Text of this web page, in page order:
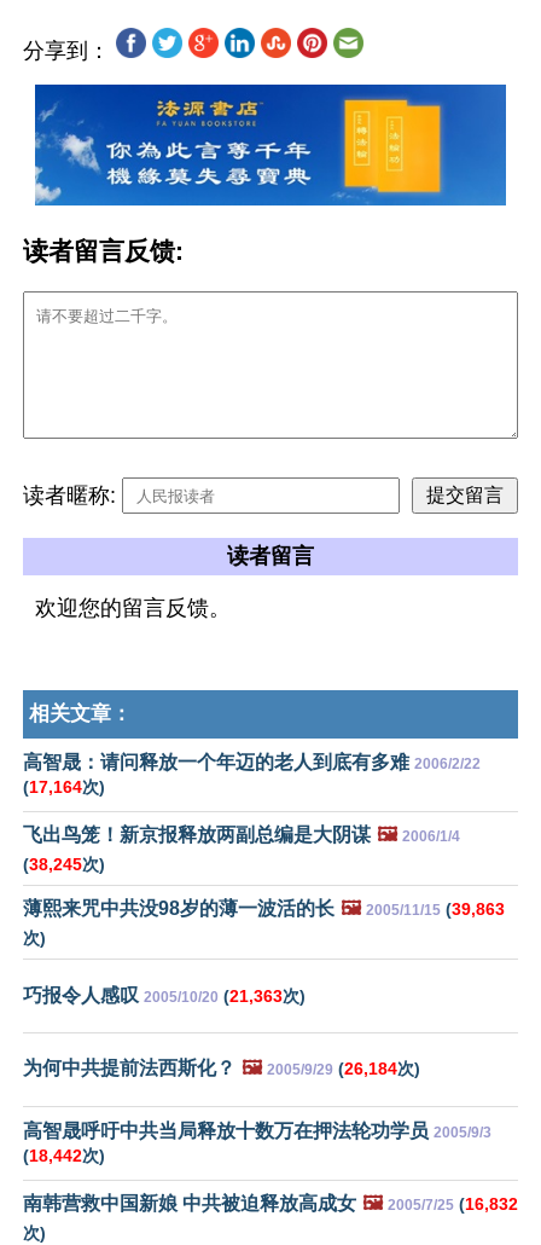
分享到：
读者留言反馈:
读者暱称:
读者留言
欢迎您的留言反馈。
相关文章：
高智晟：请问释放一个年迈的老人到底有多难 2006/2/22
(17,164次)
飞出鸟笼！新京报释放两副总编是大阴谋 🖼️ 2006/1/4
(38,245次)
薄熙来咒中共没98岁的薄一波活的长 🖼️ 2005/11/15 (39,863
次)
巧报令人感叹 2005/10/20 (21,363次)
为何中共提前法西斯化？ 🖼️ 2005/9/29 (26,184次)
高智晟呼吁中共当局释放十数万在押法轮功学员 2005/9/3
(18,442次)
南韩营救中国新娘 中共被迫释放高成女 🖼️ 2005/7/25 (16,832
次)